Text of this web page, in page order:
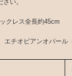
い。
クレス全長約45cm
エチオピアンオパー